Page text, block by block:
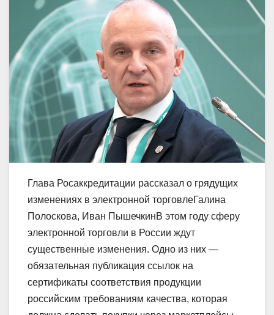
Глава Росаккредитации рассказал о грядущих
изменениях в электронной торговлеГалина
Полоскова, Иван ПышечкинВ этом году сферу
электронной торговли в России ждут
существенные изменения. Одно из них —
обязательная публикация ссылок на
сертификаты соответствия продукции
российским требованиям качества, которая